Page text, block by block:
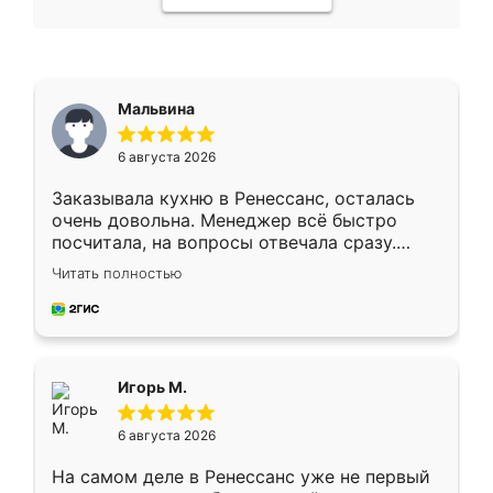
Мальвина
6 августа 2026
Заказывала кухню в Ренессанс, осталась
очень довольна. Менеджер всё быстро
посчитала, на вопросы отвечала сразу.
Замерщик приехал в субботу, подошёл к
делу со всей ответственностью. Собрали
за день, ребята работали аккуратно, даже
Читать полностью
Игорь М.
6 августа 2026
На самом деле в Ренессанс уже не первый